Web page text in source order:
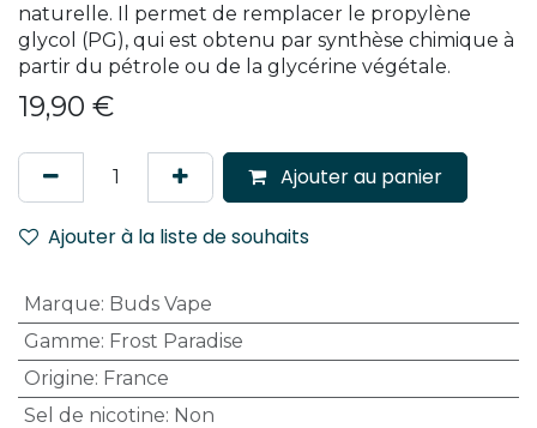
naturelle. Il permet de remplacer le propylène
glycol (PG), qui est obtenu par synthèse chimique à
partir du pétrole ou de la glycérine végétale.
19,90 €
Ajouter au panier
Ajouter à la liste de souhaits
Marque: Buds Vape
Gamme: Frost Paradise
Origine: France
Sel de nicotine: Non